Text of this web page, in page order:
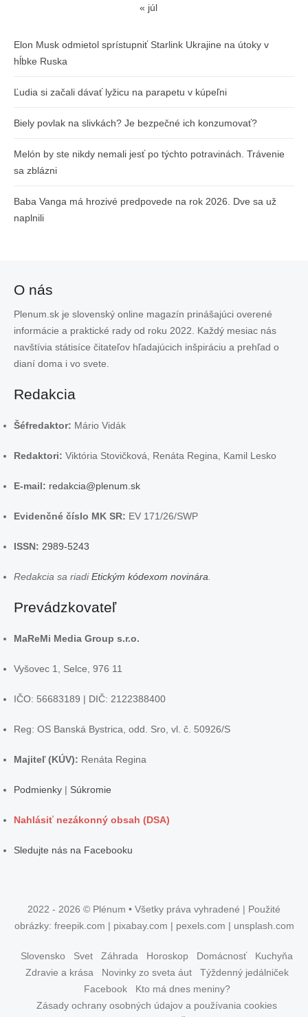
« júl
Elon Musk odmietol sprístupniť Starlink Ukrajine na útoky v
hĺbke Ruska
Ľudia si začali dávať lyžicu na parapetu v kúpeľni
Biely povlak na slivkách? Je bezpečné ich konzumovať?
Melón by ste nikdy nemali jesť po týchto potravinách. Trávenie
sa zblázni
Baba Vanga má hrozivé predpovede na rok 2026. Dve sa už
naplnili
O nás
Plenum.sk je slovenský online magazín prinášajúci overené
informácie a praktické rady od roku 2022. Každý mesiac nás
navštívia státisíce čitateľov hľadajúcich inšpiráciu a prehľad o
dianí doma i vo svete.
Redakcia
Šéfredaktor: Mário Vidák
Redaktori: Viktória Stovičková, Renáta Regina, Kamil Lesko
E-mail: redakcia@plenum.sk
Evidenčné číslo MK SR: EV 171/26/SWP
ISSN: 2989-5243
Redakcia sa riadiEtickým kódexom novinára
Prevádzkovateľ
MaReMi Media Group s.r.o.
Vyšovec 1, Selce, 976 11
IČO: 56683189 | DIČ: 2122388400
Reg: OS Banská Bystrica, odd. Sro, vl. č. 50926/S
Majiteľ (KÚV): Renáta Regina
Podmienky | Súkromie
Nahlásiť nezákonný obsah (DSA)
Sledujte nás na Facebooku
2022 - 2026 © Plénum • Všetky práva vyhradené | Použité
obrázky: freepik.com | pixabay.com | pexels.com | unsplash.com
Slovensko Svet Záhrada Horoskop Domácnosť
Kuchyňa
Zdravie a krása
Novinky zo sveta áut
Týždenný jedálniček
Facebook
Kto má dnes meniny?
Zásady ochrany osobných údajov a používania cookies